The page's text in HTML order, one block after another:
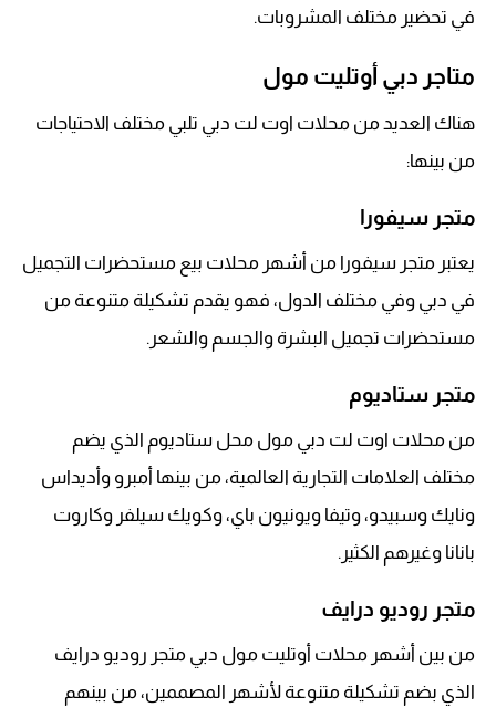
في تحضير مختلف المشروبات.
متاجر دبي أوتليت مول
هناك العديد من محلات اوت لت دبي تلبي مختلف الاحتياجات
من بينها:
متجر سيفورا
يعتبر متجر سيفورا من أشهر محلات بيع مستحضرات التجميل
في دبي وفي مختلف الدول، فهو يقدم تشكيلة متنوعة من
مستحضرات تجميل البشرة والجسم والشعر.
متجر ستاديوم
من محلات اوت لت دبي مول محل ستاديوم الذي يضم
مختلف العلامات التجارية العالمية، من بينها أمبرو وأديداس
ونايك وسبيدو، وتيفا ويونيون باي، وكويك سيلفر وكاروت
بانانا وغيرهم الكثير.
متجر روديو درايف
من بين أشهر محلات أوتليت مول دبي متجر روديو درايف
الذي بضم تشكيلة متنوعة لأشهر المصممين، من بينهم